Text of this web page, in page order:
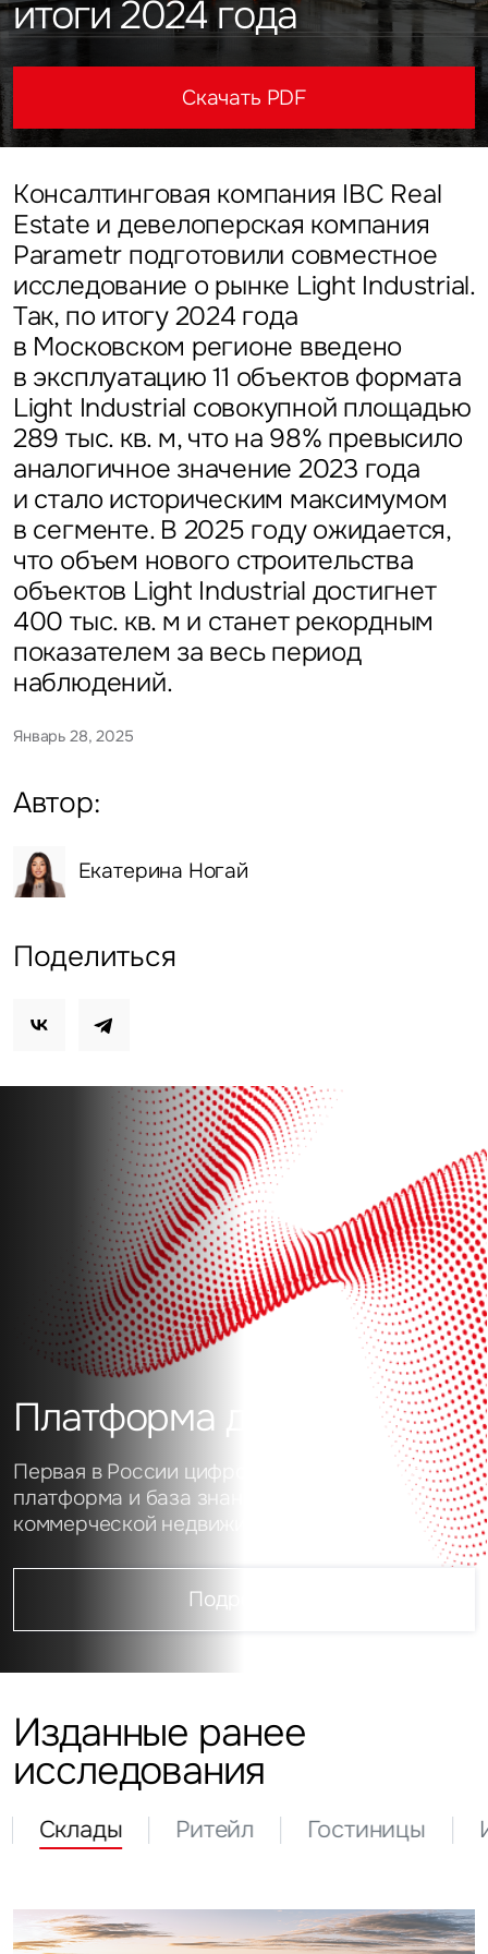
Стратегический консалтинг
Каталог объектов
Новости
Карьера
Контакты
Скачать PDF
итоги 2024 года
Консалтинговая компания IBC Real
Estate и девелоперская компания
Parametr подготовили совместное
исследование о рынке Light Industrial.
Так, по итогу 2024 года
в Московском регионе введено
в эксплуатацию 11 объектов формата
Light Industrial совокупной площадью
289 тыс. кв. м, что на 98% превысило
аналогичное значение 2023 года
и стало историческим максимумом
в сегменте. В 2025 году ожидается,
что объем нового строительства
объектов Light Industrial достигнет
400 тыс. кв. м и станет рекордным
показателем за весь период
наблюдений.
Январь 28, 2025
Автор:
Екатерина Ногай
Поделиться
Платформа данных
Первая в России цифровая аналитическая
платформа и база знаний о рынке
коммерческой недвижимости
Подробнее
Изданные ранее
исследования
Склады Ритейл Гостиницы
Офисы
Стрит-ритейл
Отели
Подписаться
согласие на обработку
Это обязательное поле
Отправить
Нажимая на кнопку «Отправить», вы даете свое согласие
на обработку и использование вашихперсональных данных
данныхАлматы
Брокеридж
Стратегический консалтинг
Оценка
Управление проектами
строительства
Это обязательное поле
Отправить
Нажимая на кнопку «Отправить», вы даете свое
согласие на обработку и использование ваших
персональных данных